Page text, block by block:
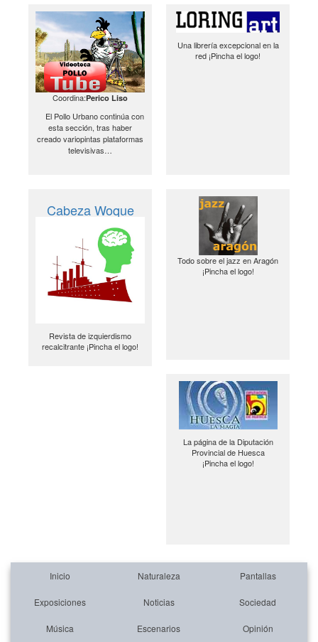
Coordina:Perico Liso
El Pollo Urbano continúa con
esta sección, tras haber
creado variopintas plataformas
televisivas…
Una librería excepcional en la
red ¡Pincha el logo!
Cabeza Woque
Revista de izquierdismo
recalcitrante ¡Pincha el logo!
Todo sobre el jazz en Aragón
¡Pincha el logo!
La página de la Diputación
Provincial de Huesca
¡Pincha el logo!
Inicio Naturaleza Pantallas
Exposiciones Noticias Sociedad
Música Escenarios Opinión